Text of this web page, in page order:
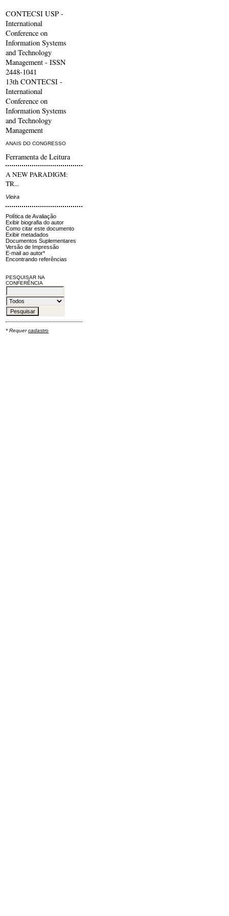
CONTECSI USP -
International
Conference on
Information Systems
and Technology
Management - ISSN
2448-1041
13th CONTECSI -
International
Conference on
Information Systems
and Technology
Management
ANAIS DO CONGRESSO
Ferramenta de Leitura
A NEW PARADIGM:
TR...
Vieira
Política de Avaliação
Exibir biografia do autor
Como citar este documento
Exibir metadados
Documentos Suplementares
Versão de Impressão
E-mail ao autor*
Encontrando referências
PESQUISAR NA
CONFERÊNCIA
* Requercadastro